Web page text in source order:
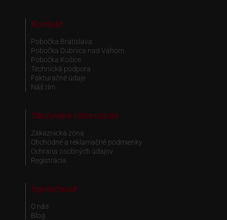
Kontakt
Pobočka Bratislava
Pobočka Dubnica nad Váhom
Pobočka Košice
Technická podpora
Fakturačné údaje
Náš tím
Obchodné informácie
Zákaznická zóna
Obchodné a reklamačné podmienky
Ochrana osobných údajov
Registrácia
Spoločnosť
O nás
Blog